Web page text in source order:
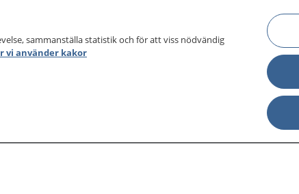
Other languages
Lättläst svenska
sammanställa statistik och för att viss nödvändig
vi använder kakor